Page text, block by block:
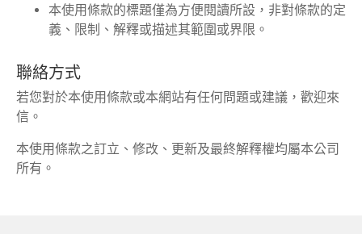
本使用條款的標題僅為方便閱讀所設，非對條款的定
義、限制、解釋或描述其範圍或界限。
聯絡方式
若您對於本使用條款或本網站有任何問題或建議，歡迎來
信。
本使用條款之訂立、修改、更新及最終解釋權均屬本公司
所有。